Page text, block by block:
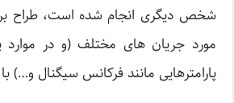
شخص دیگری انجام شده است، طراح
مورد جریان های مختلف (و در موارد
پارامترهایی مانند فرکانس سیگنال و…)